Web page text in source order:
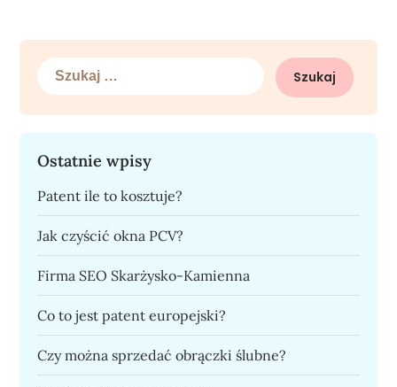
Szukaj:
Ostatnie wpisy
Patent ile to kosztuje?
Jak czyścić okna PCV?
Firma SEO Skarżysko-Kamienna
Co to jest patent europejski?
Czy można sprzedać obrączki ślubne?